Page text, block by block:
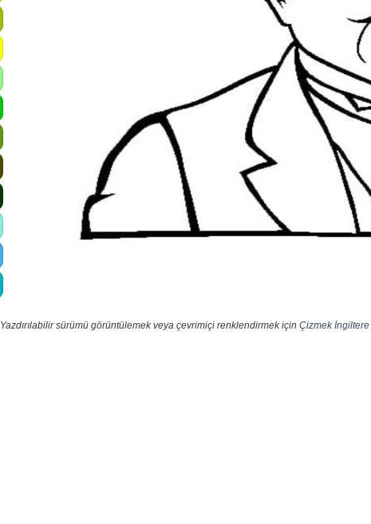
Yazdırılabilir sürümü görüntülemek veya çevrimiçi renklendirmek için Çizmek İngiltere